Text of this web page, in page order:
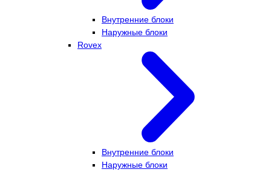
Внутренние блоки
Наружные блоки
Rovex
Внутренние блоки
Наружные блоки